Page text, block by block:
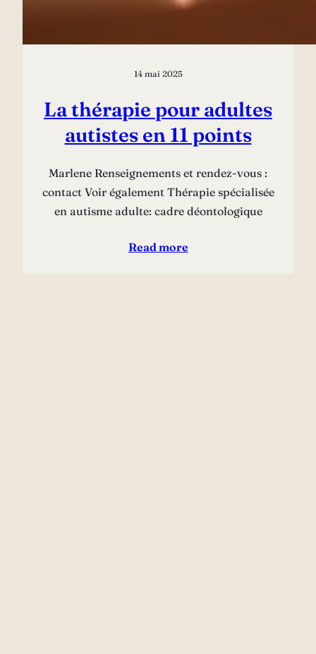
14 mai 2025
La thérapie pour adultes
autistes en 11 points
Marlene Renseignements et rendez-vous :
contact Voir également Thérapie spécialisée
en autisme adulte: cadre déontologique
Read more